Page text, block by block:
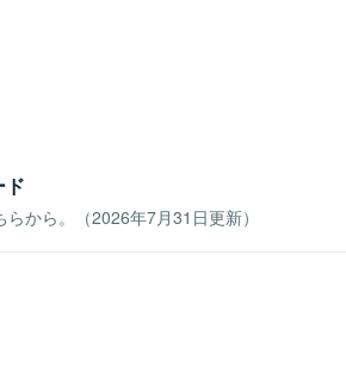
ド
から。（2026年7月31日更新）